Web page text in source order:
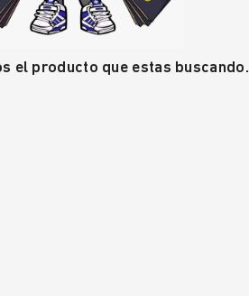
el producto que estas buscando.